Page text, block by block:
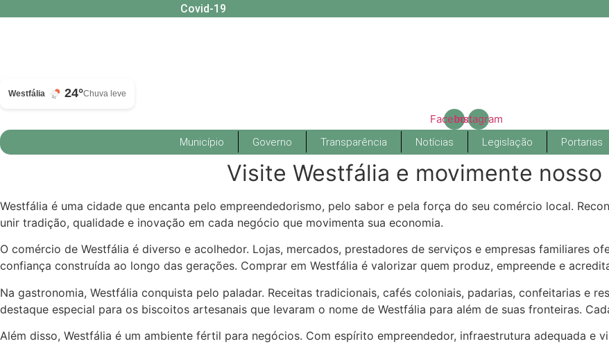
Covid-19
Westfália 24°Chuva leve
FacebookInstagram
Município Governo Transparência Notícias Legislação Portarias
Visite Westfália e movimente
Westfália é uma cidade que encanta pelo empreendedorismo, pelo sabor e pela força do seu comércio local.
unir tradição, qualidade e inovação em cada negócio que movimenta sua economia.
O comércio de Westfália é diverso e acolhedor. Lojas, mercados, prestadores de serviços e empresas familiares
confiança construída ao longo das gerações. Comprar em Westfália é valorizar quem produz, empreende e
Na gastronomia, Westfália conquista pelo paladar. Receitas tradicionais, cafés coloniais, padarias, confeitarias e
destaque especial para os biscoitos artesanais que levaram o nome de Westfália para além de suas fronteiras.
Além disso, Westfália é um ambiente fértil para negócios. Com espírito empreendedor, infraestrutura adequada e